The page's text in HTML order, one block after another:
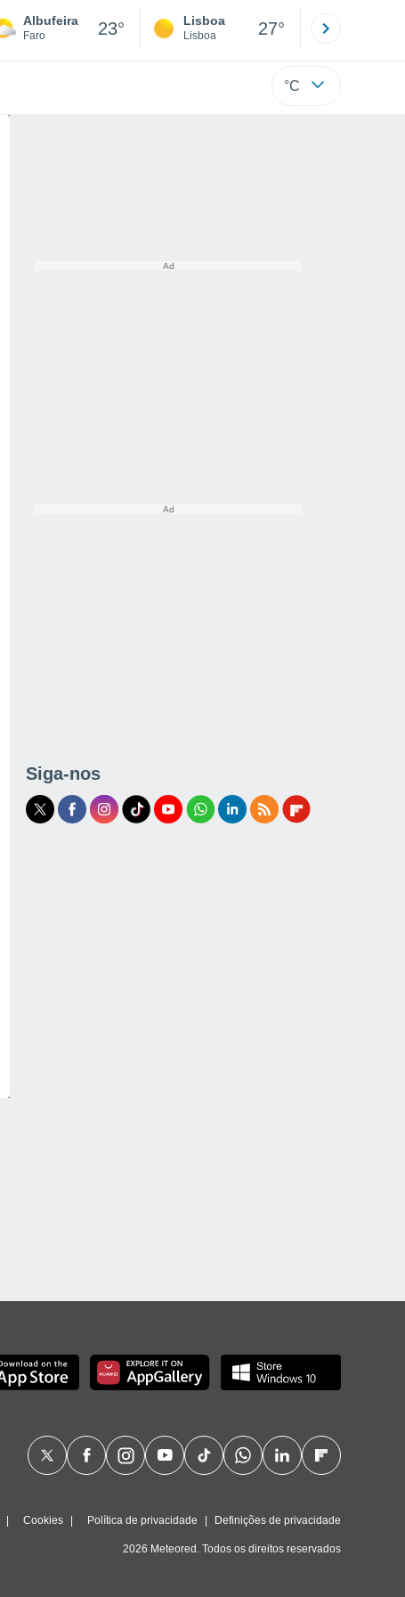
Albufeira
Faro 23° Lisboa
Lisboa 27°
°C
Siga-nos
Cookies Política de privacidade Definições de privacidade
2026 Meteored. Todos os direitos reservados